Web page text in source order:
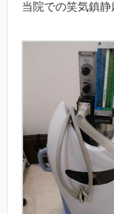
当院での笑気鎮静